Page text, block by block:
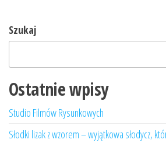
Szukaj
Ostatnie wpisy
Studio Filmów Rysunkowych
Słodki lizak z wzorem – wyjątkowa słodycz,